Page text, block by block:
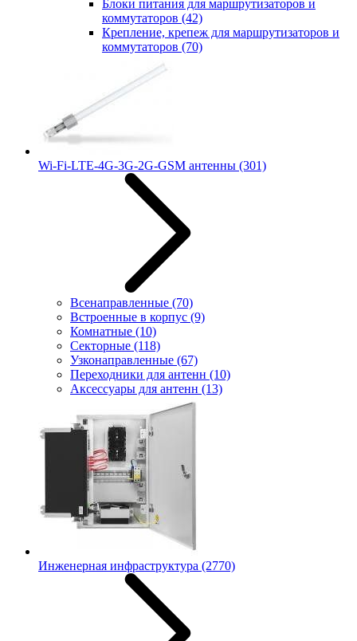
Блоки питания для маршрутизаторов и
коммутаторов (42)
Крепление, крепеж для маршрутизаторов и
коммутаторов (70)
Wi-Fi-LTE-4G-3G-2G-GSM антенны (301)
Всенаправленные (70)
Встроенные в корпус (9)
Комнатные (10)
Секторные (118)
Узконаправленные (67)
Переходники для антенн (10)
Аксессуары для антенн (13)
Инженерная инфраструктура (2770)